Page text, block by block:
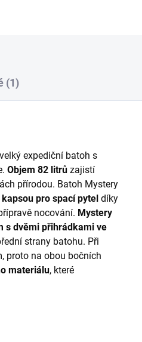
(1)
expediční batoh s
Objem 82 litrů zajistí
přírodou. Batoh Mystery
pro spací pytel díky
nocování. Mystery
s dvěmi přihrádkami ve
strany batohu. Při
proto na obou bočních
materiálu, které